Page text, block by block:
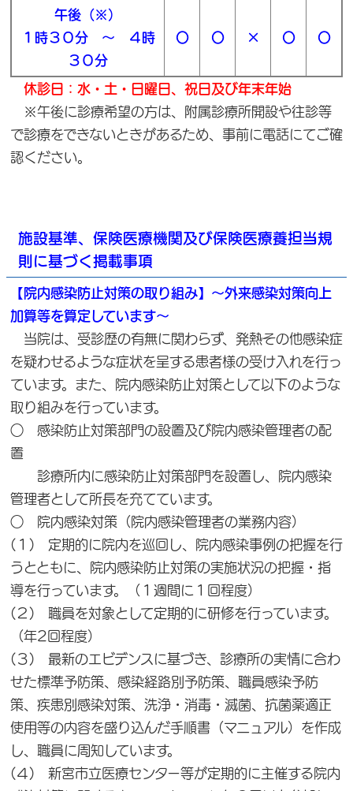
午後（※）
１時３０分 ～ ４時
３０分
〇 〇 × 〇 〇
休診日：水・土・日曜日、祝日及び年末年始
※午後に診療希望の方は、附属診療所開設や往診等
で診療をできないときがあるため、事前に電話にてご確
認ください。
施設基準、保険医療機関及び保険医療養担当規
則に基づく掲載事項
【院内感染防止対策の取り組み】～外来感染対策向上
加算等を算定しています～
当院は、受診歴の有無に関わらず、発熱その他感染症
を疑わせるような症状を呈する患者様の受け入れを行っ
ています。また、院内感染防止対策として以下のような
取り組みを行っています。
○ 感染防止対策部門の設置及び院内感染管理者の配
置
診療所内に感染防止対策部門を設置し、院内感染
管理者として所長を充てています。
○ 院内感染対策（院内感染管理者の業務内容）
(１) 定期的に院内を巡回し、院内感染事例の把握を行
うとともに、院内感染防止対策の実施状況の把握・指
導を行っています。（１週間に１回程度）
(２) 職員を対象として定期的に研修を行っています。
（年2回程度）
(３) 最新のエビデンスに基づき、診療所の実情に合わ
せた標準予防策、感染経路別予防策、職員感染予防
策、疾患別感染対策、洗浄・消毒・滅菌、抗菌薬適正
使用等の内容を盛り込んだ手順書（マニュアル）を作成
し、職員に周知しています。
(４) 新宮市立医療センター等が定期的に主催する院内